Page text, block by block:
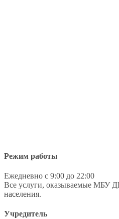
Режим работы
Ежедневно с 9:00 до 22:00
Все услуги, оказываемые МБУ
населения.
Учредитель